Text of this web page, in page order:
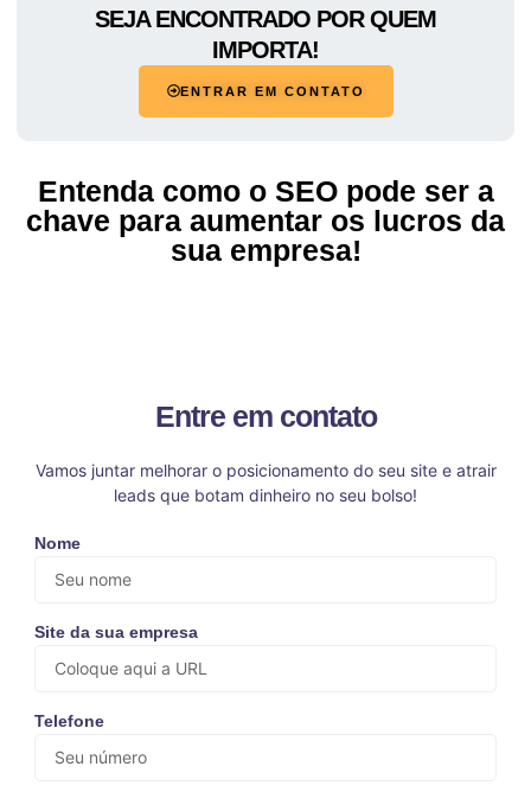
SEJA ENCONTRADO POR QUEM
IMPORTA!
ENTRAR EM CONTATO
Entenda como o SEO pode ser a
chave para aumentar os lucros da
sua empresa!
Entre em contato
Vamos juntar melhorar o posicionamento do seu site e atrair
leads que botam dinheiro no seu bolso!
Nome
Site da sua empresa
Telefone